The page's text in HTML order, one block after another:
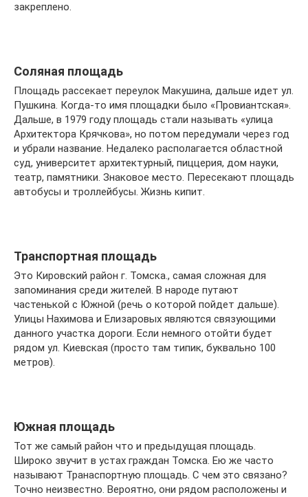
закреплено.
Соляная площадь
Площадь рассекает переулок Макушина, дальше идет ул.
Пушкина. Когда-то имя площадки было «Провиантская».
Дальше, в 1979 году площадь стали называть «улица
Архитектора Крячкова», но потом передумали через год
и убрали название. Недалеко располагается областной
суд, университет архитектурный, пиццерия, дом науки,
театр, памятники. Знаковое место. Пересекают площадь
автобусы и троллейбусы. Жизнь кипит.
Транспортная площадь
Это Кировский район г. Томска., самая сложная для
запоминания среди жителей. В народе путают
частенькой с Южной (речь о которой пойдет дальше).
Улицы Нахимова и Елизаровых являются связующими
данного участка дороги. Если немного отойти будет
рядом ул. Киевская (просто там типик, буквально 100
метров).
Южная площадь
Тот же самый район что и предыдущая площадь.
Широко звучит в устах граждан Томска. Ею же часто
называют Транаспортную площадь. С чем это связано?
Точно неизвестно. Вероятно, они рядом расположены и